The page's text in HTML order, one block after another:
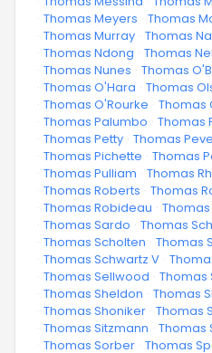
· Thomas Meyers · Thomas
· Thomas Murray · Thomas
· Thomas Ndong · Thomas
· Thomas Nunes · Thomas
· Thomas O'Hara · Thomas
· Thomas O'Rourke · Thomas
· Thomas Palumbo · Thomas
· Thomas Petty · Thomas
· Thomas Pichette · Thomas
· Thomas Pulliam · Thomas
· Thomas Roberts · Thomas
· Thomas Robideau ·
· Thomas Sardo · Thomas
· Thomas Scholten · Thomas
· Thomas Schwartz V ·
· Thomas Sellwood · Thomas
· Thomas Sheldon · Thomas
· Thomas Shoniker · Thomas
· Thomas Sitzmann · Thomas
· Thomas Sorber · Thomas